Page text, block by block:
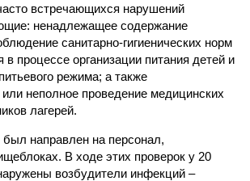
встречающихся нарушений
ненадлежащее содержание
санитарно-гигиенических норм
в процессе организации питания детей и
режима; а также
неполное проведение медицинских
лагерей.
направлен на персонал,
В ходе этих проверок у 20
возбудители инфекций –